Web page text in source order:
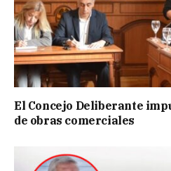
El Concejo Deliberante
de obras comerciales